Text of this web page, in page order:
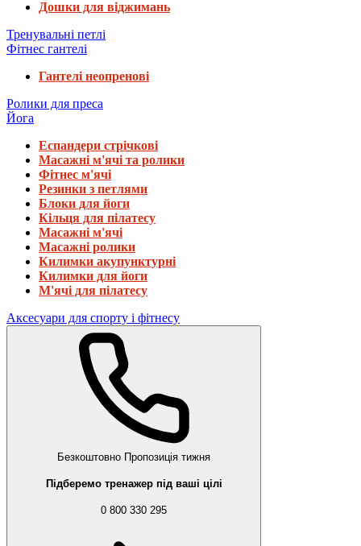
Дошки для віджимань
Тренувальні петлі
Фітнес гантелі
Гантелі неопренові
Ролики для преса
Йога
Еспандери стрічкові
Масажні м'ячі та ролики
Фітнес м'ячі
Резинки з петлями
Блоки для йоги
Кільця для пілатесу
Масажні м'ячі
Масажні ролики
Килимки акупунктурні
Килимки для йоги
М'ячі для пілатесу
Аксесуари для спорту і фітнесу
Безкоштовно Пропозиція тижня
Підберемо тренажер під ваші цілі
0 800 330 295